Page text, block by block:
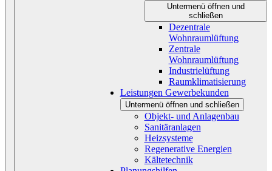
Untermenü öffnen und
schließen
Dezentrale
Wohnraumlüftung
Zentrale
Wohnraumlüftung
Industrielüftung
Raumklimatisierung
Leistungen Gewerbekunden
Untermenü öffnen und schließen
Objekt- und Anlagenbau
Sanitäranlagen
Heizsysteme
Regenerative Energien
Kältetechnik